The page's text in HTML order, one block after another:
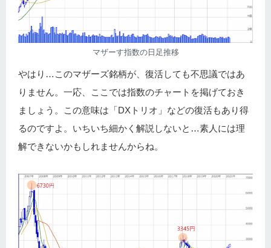
マザーす指数の日足推移
やはり…このマザーズ銘柄が、復活しても不思議ではあ
りません。一応、ここでは指数のチャートを掲げておき
ましょう。この意味は「DXトリオ」などの復活もあり得
るのですよ。いちいち細かく解説しないと…素人には理
解できないかもしれませんからね。